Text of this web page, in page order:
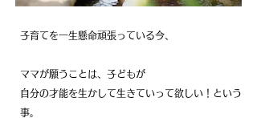
子育てを一生懸命頑張っている今、
ママが願うことは、子どもが
自分の才能を生かして生きていって欲しい！という
事。